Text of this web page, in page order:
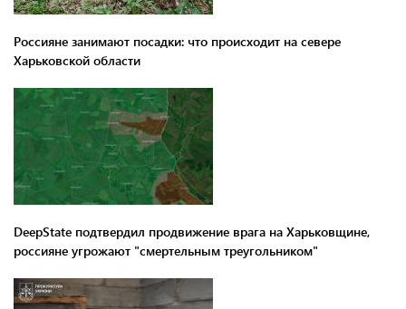
Россияне занимают посадки: что происходит на севере
Харьковской области
DeepState подтвердил продвижение врага на Харьковщине,
россияне угрожают "смертельным треугольником"